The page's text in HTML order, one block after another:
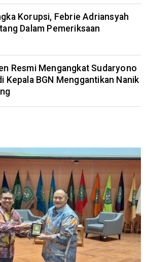
Korupsi, Febrie Adriansyah
Dalam Pemeriksaan
Resmi Mengangkat Sudaryono
Kepala BGN Menggantikan Nanik